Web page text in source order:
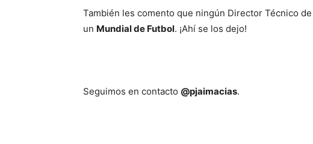
También les comento que ningún Director Técnico
un Mundial de Futbol. ¡Ahí se los dejo!
Seguimos en contacto @pjaimacias.